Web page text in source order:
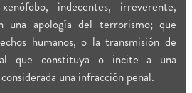
indecentes, irreverente,
una apología del terrorismo; que
humanos, o la transmisión de
que constituya o incite a una
una infracción penal.